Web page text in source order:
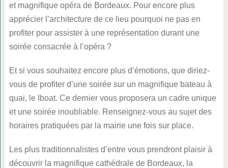
et magnifique opéra de Bordeaux. Pour encore plus
apprécier l’architecture de ce lieu pourquoi ne pas en
profiter pour assister à une représentation durant une
soirée consacrée à l’opéra ?
Et si vous souhaitez encore plus d’émotions, que diriez-
vous de profiter d’une soirée sur un magnifique bateau à
quai, le Iboat. Ce dernier vous proposera un cadre unique
et une soirée inoubliable. Renseignez-vous au sujet des
horaires pratiquées par la mairie une fois sur place.
Les plus traditionnalistes d’entre vous prendront plaisir à
découvrir la magnifique cathédrale de Bordeaux, la